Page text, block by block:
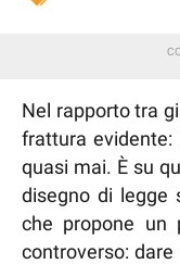
Nel rapporto tra
frattura evidente:
quasi mai. È su
disegno di legge
che propone un
controverso: